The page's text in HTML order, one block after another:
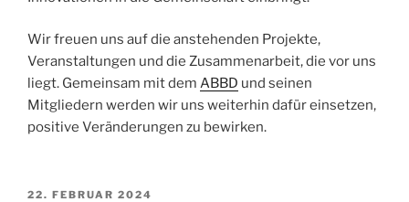
Wir freuen uns auf die anstehenden Projekte,
Veranstaltungen und die Zusammenarbeit, die vor uns
liegt. Gemeinsam mit dem ABBD und seinen
Mitgliedern werden wir uns weiterhin dafür einsetzen,
positive Veränderungen zu bewirken.
VERÖFFENTLICHT
22. FEBRUAR 2024